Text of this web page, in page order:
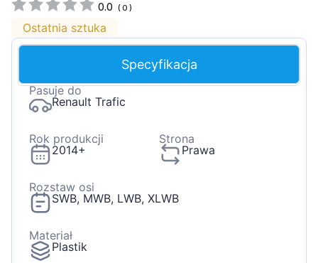
0.0 (0 )
Ostatnia sztuka
Specyfikacja
Pasuje do
Renault Trafic
Rok produkcji
2014+
Strona
Prawa
Rozstaw osi
SWB, MWB, LWB, XLWB
Materiał
Plastik